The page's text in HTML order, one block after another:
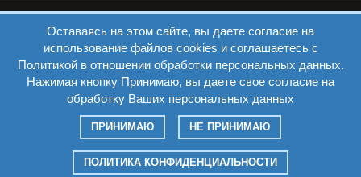
Оставаясь на этом сайте, вы даете согласие на
использование файлов cookies и соглашаетесь с
Политикой в отношении обработки персональных данных.
Нажимая кнопку Принимаю, вы даете свое согласие на
обработку Ваших персональных данных
ПРИНИМАЮ НЕ ПРИНИМАЮ
ПОЛИТИКА КОНФИДЕНЦИАЛЬНОСТИ
Пользовательское соглашение Vialink
Политика конфиденциальности Виа Марк
Пользовательское соглашение Виа Марк
Политика обработки ПД Виа Марк
Правила
Контакты
Все права защищены. © 2026 Jobsms.by
создание сайта VIALINK